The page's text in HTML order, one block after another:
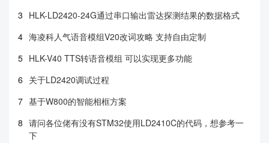
3 HLK-LD2420-24G通过串口输出雷达探测结果的数据格式
4 海凌科人气语音模组V20改词攻略 支持自由定制
5 HLK-V40 TTS转语音模组 可以实现更多功能
6 关于LD2420调试过程
7 基于W800的智能相框方案
8 请问各位佬有没有STM32使用LD2410C的代码，想参考一
下